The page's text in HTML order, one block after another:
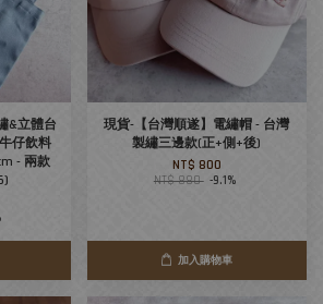
&立體台
仔飲料
- 兩款
現貨-【台灣順遂】電繡帽 - 台灣
製繡三邊款(正+側+後)
NT$ 800
NT$ 880 -9.1%
加入購物車